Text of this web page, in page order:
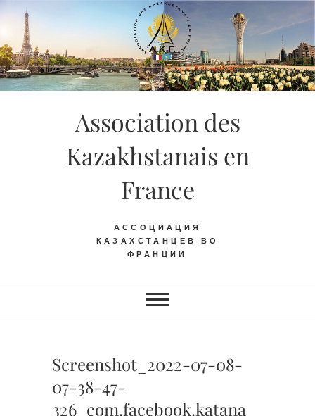
Skip
content
Association des
Kazakhstanais en
France
АССОЦИАЦИЯ
КАЗАХСТАНЦЕВ ВО
ФРАНЦИИ
Screenshot_2022-07-08-
07-38-47-
326_com.facebook.katana